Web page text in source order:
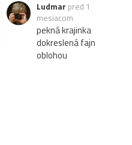
Ludmar pred 1
mesiacom
pekná krajinka
dokreslená fajn
oblohou